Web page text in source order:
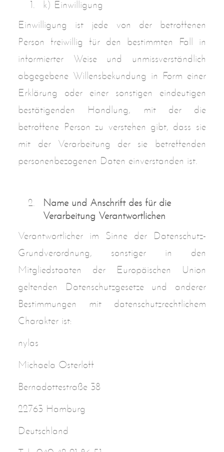
k) Einwilligung
Einwilligung ist jede von der betroffenen
Person freiwillig für den bestimmten Fall in
informierter Weise und unmissverständlich
abgegebene Willensbekundung in Form einer
Erklärung oder einer sonstigen eindeutigen
bestätigenden Handlung, mit der die
betroffene Person zu verstehen gibt, dass sie
mit der Verarbeitung der sie betreffenden
personenbezogenen Daten einverstanden ist.
Name und Anschrift des für die
Verarbeitung Verantwortlichen
Verantwortlicher im Sinne der Datenschutz-
Grundverordnung, sonstiger in den
Mitgliedstaaten der Europäischen Union
geltenden Datenschutzgesetze und anderer
Bestimmungen mit datenschutzrechtlichem
Charakter ist:
nylas
Michaela Osterloff
Bernadottestraße 38
22763 Hamburg
Deutschland